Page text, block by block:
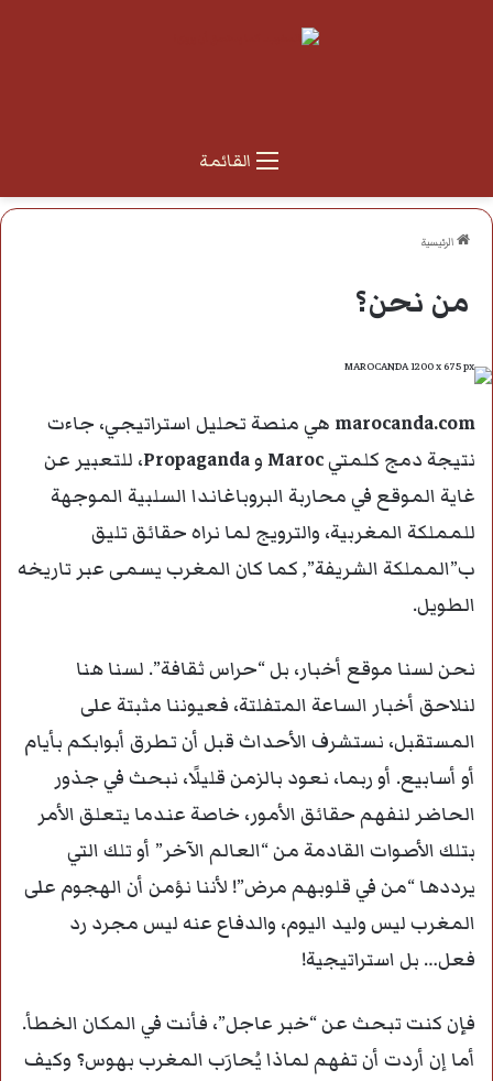
القائمة
الرئيسية
من نحن؟
marocanda.com هي منصة تحليل استراتيجي، جاءت
نتيجة دمج كلمتيMarocوPropaganda، للتعبير عن
غاية الموقع في محاربة البروباغاندا السلبية الموجهة
للمملكة المغربية، والترويج لما نراه حقائق تليق
ب”المملكة الشريفة”, كما كان المغرب يسمى عبر تاريخه
الطويل.
نحن لسنا موقع أخبار، بل “حراس ثقافة”. لسنا هنا
لنلاحق أخبار الساعة المتفلتة، فعيوننا مثبتة على
المستقبل، نستشرف الأحداث قبل أن تطرق أبوابكم بأيام
أو أسابيع. أو ربما، نعود بالزمن قليلًا، نبحث في جذور
الحاضر لنفهم حقائق الأمور، خاصة عندما يتعلق الأمر
بتلك الأصوات القادمة من “العالم الآخر” أو تلك التي
يرددها “من في قلوبهم مرض”! لأننا نؤمن أن الهجوم على
المغرب ليس وليد اليوم، والدفاع عنه ليس مجرد رد
فعل… بل استراتيجية!
فإن كنت تبحث عن “خبر عاجل”، فأنت في المكان الخطأ.
أما إن أردت أن تفهم لماذا يُحارَب المغرب بهوس؟ وكيف